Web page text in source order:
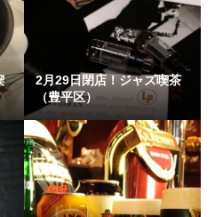
2月29日閉店！ジャズ喫茶
（豊平区）